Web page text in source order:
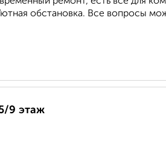
обстановка. Все вопросы
9 этаж